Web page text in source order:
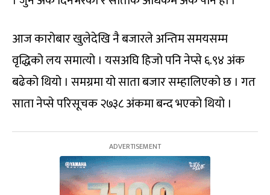
आज कारोबार खुलेदेखि नै बजारले अन्तिम समयसम्म
वृद्धिको लय समात्यो । यसअघि हिजो पनि नेप्से ६.९४ अंक
बढेको थियो । समग्रमा यो साता बजार सम्हालिएको छ । गत
साता नेप्से परिसूचक २७३८ अंकमा बन्द भएको थियो ।